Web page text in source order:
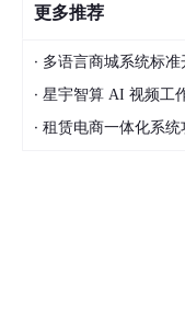
更多推荐
· 多语言商城系统标
· 星宇智算 AI 视频工作台
· 租赁电商一体化系